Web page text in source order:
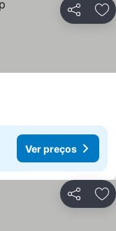
Partilhar
Ver preços
Partilhar